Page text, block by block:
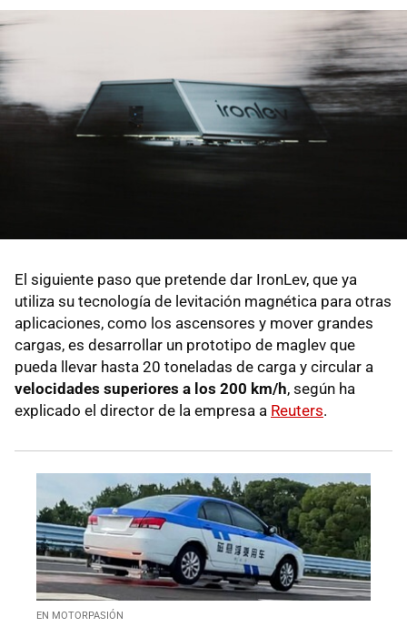
El siguiente paso que pretende dar IronLev, que ya
utiliza su tecnología de levitación magnética para otras
aplicaciones, como los ascensores y mover grandes
cargas, es desarrollar un prototipo de maglev que
pueda llevar hasta 20 toneladas de carga y circular a
velocidades superiores a los 200 km/h, según ha
explicado el director de la empresa a Reuters.
EN MOTORPASIÓN